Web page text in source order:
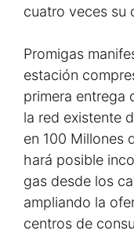
cuatro veces su
Promigas
estación
primera entrega
la red existente
en 100 Millones
hará posible
gas desde los
ampliando la
centros de